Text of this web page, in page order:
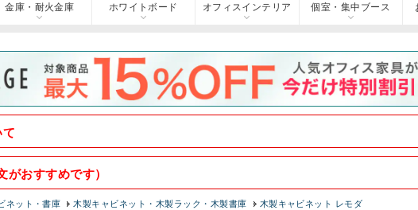
金庫・耐火金庫 ホワイトボード オフィスインテリア 個室・集中ブース
て
がおすすめです）
ネット・書庫 木製キャビネット・木製ラック・木製書庫 木製キャビネット レモダ